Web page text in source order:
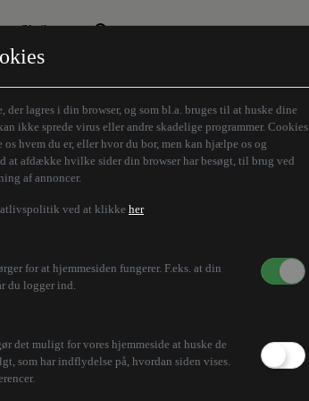
der lagres i din browser, og som bl.a. bruges til at huske dine
ikke sprede virus eller andre skadelige programmer. Cookies
hvem du er, eller hvor du bor, men kan hjælpe os og
at afdække hvilke sider din browser har besøgt, til brug ved
af annoncer.
ved at klikke her
for at hjemmesiden fungerer. F.eks. at din
du logger ind.
det muligt for vores hjemmeside at huske de
som har indflydelse på, hvordan siden vises.
brille
forfra
Skribenter
Z-aksen